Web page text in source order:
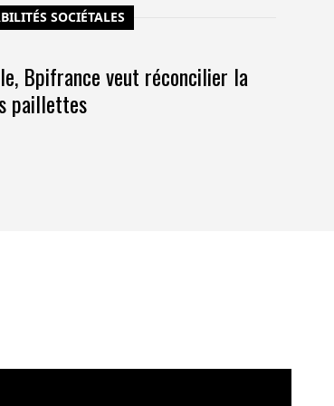
SOCIÉTALES
Bpifrance veut réconcilier la
paillettes